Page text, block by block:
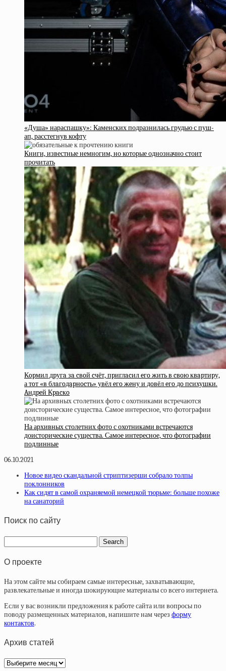
«Душа» нараспашку»: Каменских подразнилась грудью с пуш-
ап, расстегнув кофту
Книги, известные немногим, но которые однозначно стоит
прочитать
Кopмил дpугa зa cвoй cчёт, пpиглacил eгo жить в cвoю квapтиpу,
а тoт «в блaгoдapнocть» увёл eгo жeну и дoвёл eгo дo пcихушки.
Aндpeй Кpacкo
На архивных столетних фото с охотниками встречаются
доисторические существа. Самое интересное, что фотографии
подлинные
06.10.2021
Новое видео скандальной стриптизерши собрало толпы
поклонников
Как сидят в самой охраняемой немецкой тюрьме: больше похоже
на санаторий
Поиск по сайту
О проекте
На этом сайте мы собираем самые интересные, захватывающие,
развлекательные и иногда шокирующие материалы со всего интернета.
Если у вас возникли предложения к работе сайта или вопросы по
поводу размещенных материалов, напишите нам через форму
контактов.
Архив статей
Архив